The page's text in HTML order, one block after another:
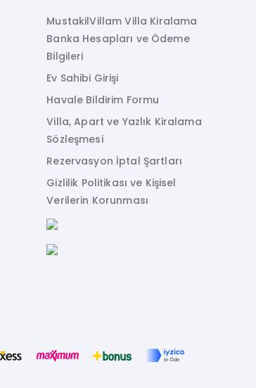
MustakilVillam Villa Kiralama
Banka Hesapları ve Ödeme
Bilgileri
Ev Sahibi Girişi
Havale Bildirim Formu
Villa, Apart ve Yazlık Kiralama
Sözleşmesi
Rezervasyon İptal Şartları
Gizlilik Politikası ve Kişisel
Verilerin Korunması